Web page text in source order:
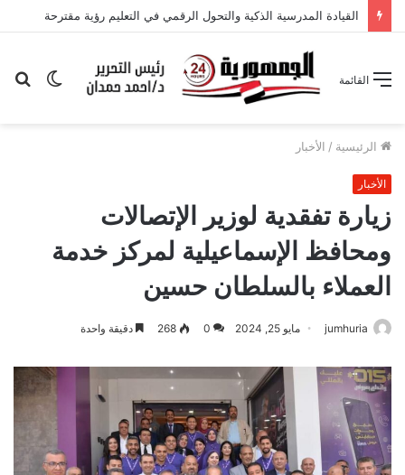
القيادة المدرسية الذكية والتحول الرقمي في التعليم رؤية مقترحة
الوضع
القائمة
الرئيسية / الأخبار
الأخبار
زيارة تفقدية لوزير الإتصالات
ومحافظ الإسماعيلية لمركز خدمة
العملاء بالسلطان حسين
jumhuria مايو 25, 2024 0
268 دقيقة واحدة